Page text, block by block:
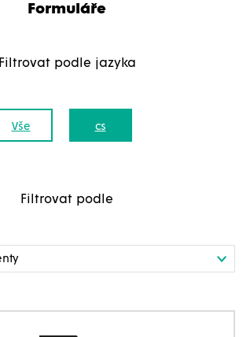
Formuláře
Filtrovat podle jazyka
Vše cs
Filtrovat podle